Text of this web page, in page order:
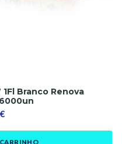
1Fl Branco Renova